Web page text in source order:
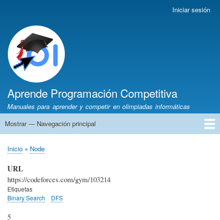
cuenta
de
usuario
Iniciar sesión
Aprende Programación Competitiva
Manuales para aprender y competir en olimpiadas informáticas
Navegación
Mostrar — Navegación principal
Inicio
Python
C++
Algoritmia
Olimpiadas
Autores
Recomendaciones
Sobrescribir
enlaces
de
ayuda
a
Inicio Node
URL
https://codeforces.com/gym/103214
Etiquetas
Binary Search
DFS
5